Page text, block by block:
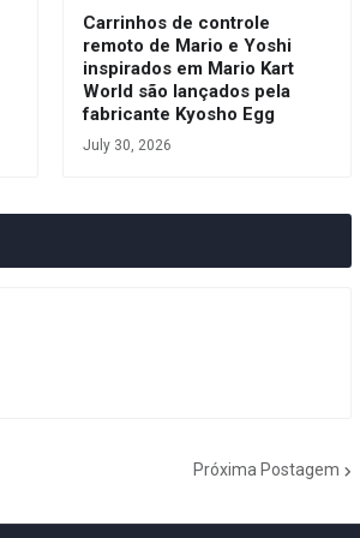
Carrinhos de controle
remoto de Mario e Yoshi
inspirados em Mario Kart
World são lançados pela
fabricante Kyosho Egg
July 30, 2026
Próxima Postagem